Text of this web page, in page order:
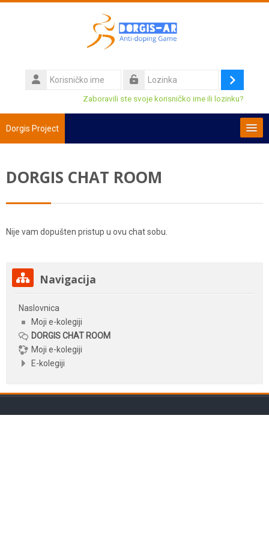
Korisničko
ime
Prijava
Zaboravili ste svoje korisničko ime ili lozinku?
Dorgis Project
Pretraži
kolegije
DORGIS CHAT ROOM
Nije vam dopušten pristup u ovu chat sobu.
Preskoči Navigacija
Navigacija
Naslovnica
Moji e-kolegiji
DORGIS CHAT ROOM
Moji e-kolegiji
E-kolegiji